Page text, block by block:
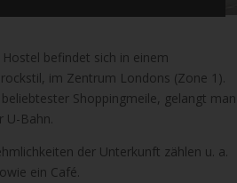
befindet sich in einem
im Zentrum Londons (Zone 1).
Shoppingmeile, gelangt man
U-Bahn.
der Unterkunft zählen u. a.
ein Café.